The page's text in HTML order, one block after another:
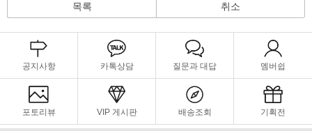
목록 취소
공지사항 카톡상담 질문과 대답 멤버쉽
포토리뷰 VIP 게시판 배송조회 기획전